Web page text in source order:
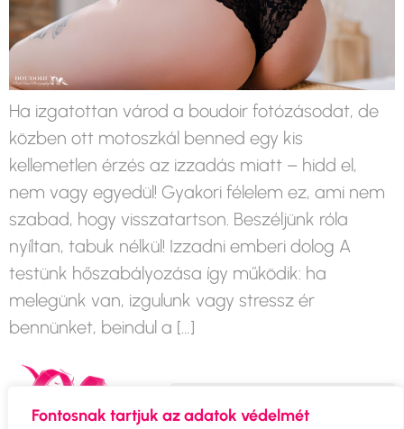
Fontosnak tartjuk az adatok védelmét
Ha izgatottan várod a boudoir fotózásodat, de
közben ott motoszkál benned egy kis
kellemetlen érzés az izzadás miatt – hidd el,
nem vagy egyedül! Gyakori félelem ez, ami nem
szabad, hogy visszatartson. Beszéljünk róla
nyíltan, tabuk nélkül! Izzadni emberi dolog A
testünk hőszabályozása így működik: ha
melegünk van, izgulunk vagy stressz ér
bennünket, beindul a […]